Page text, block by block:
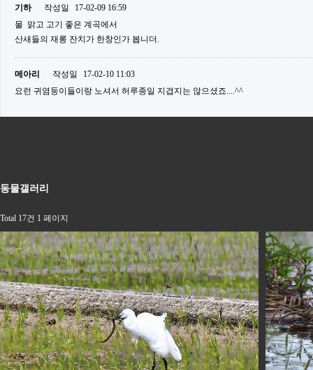
기하 작성일
17-02-09 16:59
물 맑고 고기 좋은 계곡에서
산새들의 재롱 잔치가 한창인가 봅니더.
메아리 작성일
17-02-10 11:03
요런 귀염둥이들이랑 노셔서 허루종일 지겹지는 않으셨죠....^^
동물갤러리
Total 17건 1 페이지